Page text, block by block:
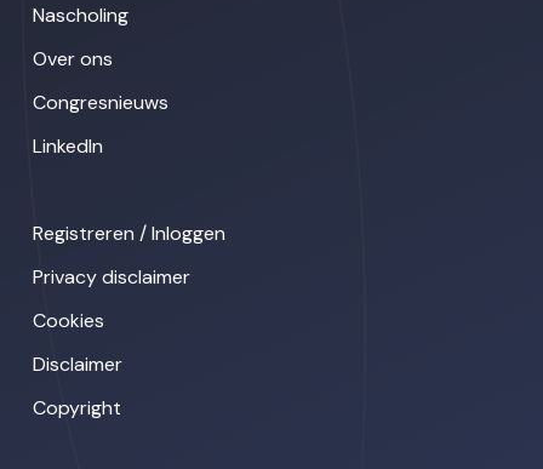
Nascholing
Over ons
Congresnieuws
LinkedIn
Registreren / Inloggen
Privacy disclaimer
Cookies
Disclaimer
Copyright